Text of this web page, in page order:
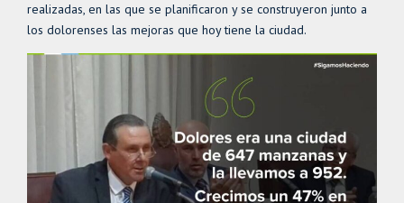
realizadas, en las que se planificaron y se construyeron junto a
los dolorenses las mejoras que hoy tiene la ciudad.